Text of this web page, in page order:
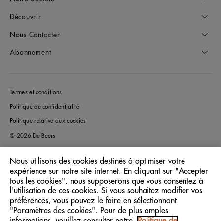
Découvrir
Nous Contacter
Abonnement
Termes et conditions
Politique de confidentialité
Politique relative aux cookies
© 2026 De Beers
Langue: Français
Nous utilisons des cookies destinés à optimiser votre
expérience sur notre site internet. En cliquant sur "Accepter
tous les cookies", nous supposerons que vous consentez à
l'utilisation de ces cookies. Si vous souhaitez modifier vos
préférences, vous pouvez le faire en sélectionnant
"Paramètres des cookies". Pour de plus amples